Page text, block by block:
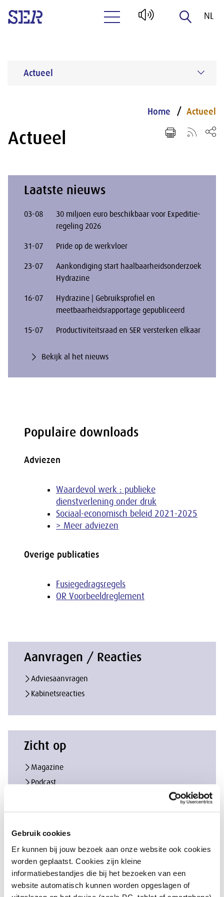
Gebruik cookies
Er kunnen bij jouw bezoek aan onze website ook cookies
worden geplaatst. Cookies zijn kleine
informatiebestandjes die bij het bezoeken van een
website automatisch kunnen worden opgeslagen of
NL
Actueel
Home Actueel
Actueel
Laatste nieuws
03-08
30 miljoen euro beschikbaar voor Expeditie-
regeling 2026
31-07 Pride op de werkvloer
23-07
Aankondiging start haalbaarheidsonderzoek
Hydrazine
16-07
Hydrazine | Gebruiksprofiel en
meetbaarheidsrapportage gepubliceerd
15-07 Productiviteitsraad en SER versterken elkaar
Bekijk al het nieuws
Populaire downloads
Adviezen
Waardevol werk : publieke
dienstverlening onder druk
Sociaal-economisch beleid 2021-2025
> Meer adviezen
Overige publicaties
Fusiegedragsregels
OR Voorbeeldreglement
Aanvragen / Reacties
Adviesaanvragen
Kabinetsreacties
Zicht op
Magazine
Podcast